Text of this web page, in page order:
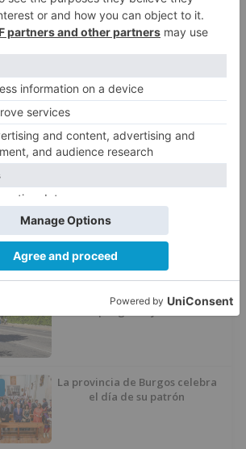
desaparecer 3.256 euros
LO ÚLTIMO
Felix Gall ganador de la Vuelta a
Burgos 2026
San Pablo Burgos incorpora al
jugador Raúl Lobaco
Esperar al autobús en el HUBU es
un peligro bajo el sol
La provincia de Burgos celebra
el día de su patrón